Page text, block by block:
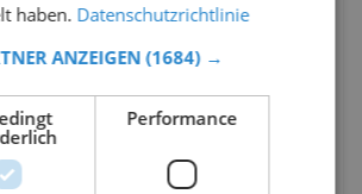
haben. Datenschutzrichtlinie
ANZEIGEN (1684) →
Performance